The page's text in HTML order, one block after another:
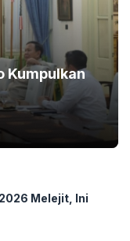
Kumpulkan
Melejit, Ini